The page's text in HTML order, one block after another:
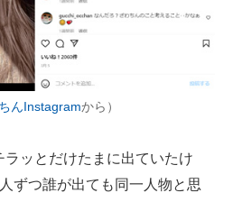
んInstagramから）
ッとだけたまに出ていたけ
ずつ誰が出ても同一人物と思